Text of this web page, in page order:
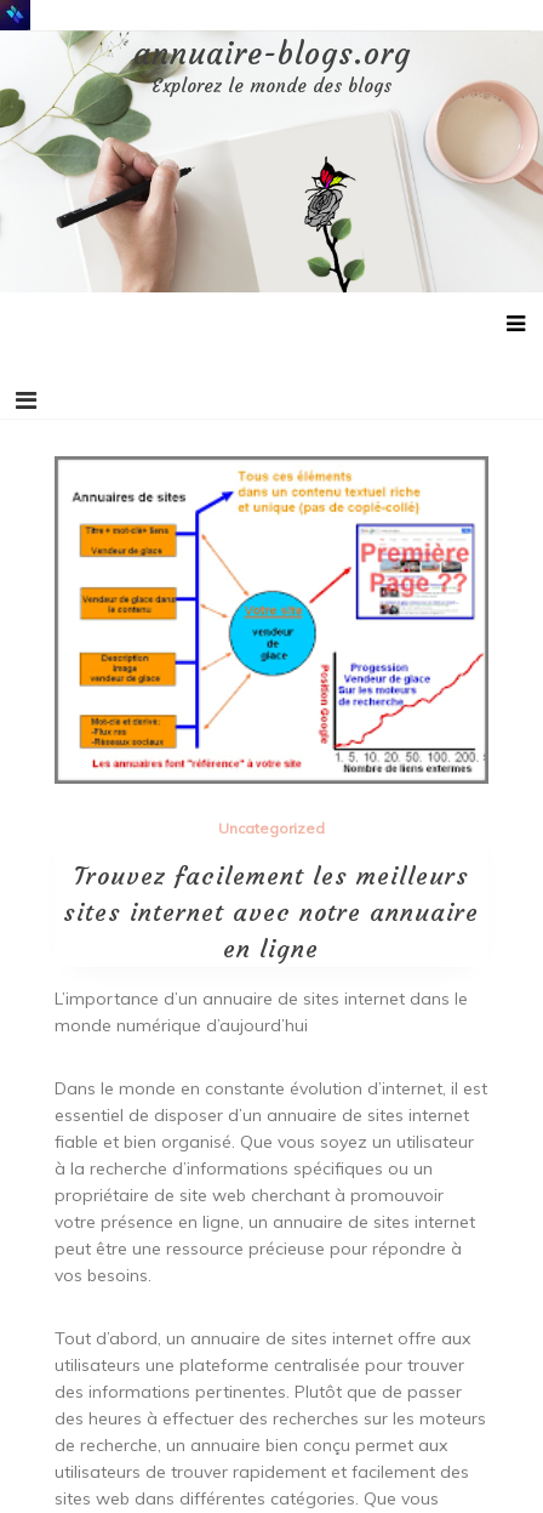
Aller
au
annuaire-blogs.org
Explorez le monde des blogs
Uncategorized
Trouvez facilement les meilleurs
sites internet avec notre annuaire
en ligne
L’importance d’un annuaire de sites internet dans le
monde numérique d’aujourd’hui
Dans le monde en constante évolution d’internet, il est
essentiel de disposer d’un annuaire de sites internet
fiable et bien organisé. Que vous soyez un utilisateur
à la recherche d’informations spécifiques ou un
propriétaire de site web cherchant à promouvoir
votre présence en ligne, un annuaire de sites internet
peut être une ressource précieuse pour répondre à
vos besoins.
Tout d’abord, un annuaire de sites internet offre aux
utilisateurs une plateforme centralisée pour trouver
des informations pertinentes. Plutôt que de passer
des heures à effectuer des recherches sur les moteurs
de recherche, un annuaire bien conçu permet aux
utilisateurs de trouver rapidement et facilement des
sites web dans différentes catégories. Que vous